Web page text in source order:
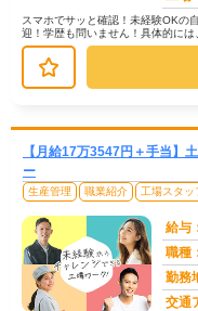
スマホでサッと確認！未経験OKの
迎！学歴も問いません！具体的に
といった作業が中心です。→ 機械
【月給17万3547円＋手当】
ー
生産管理 職業紹介 工場スタッ
給与
職種
勤務
交通